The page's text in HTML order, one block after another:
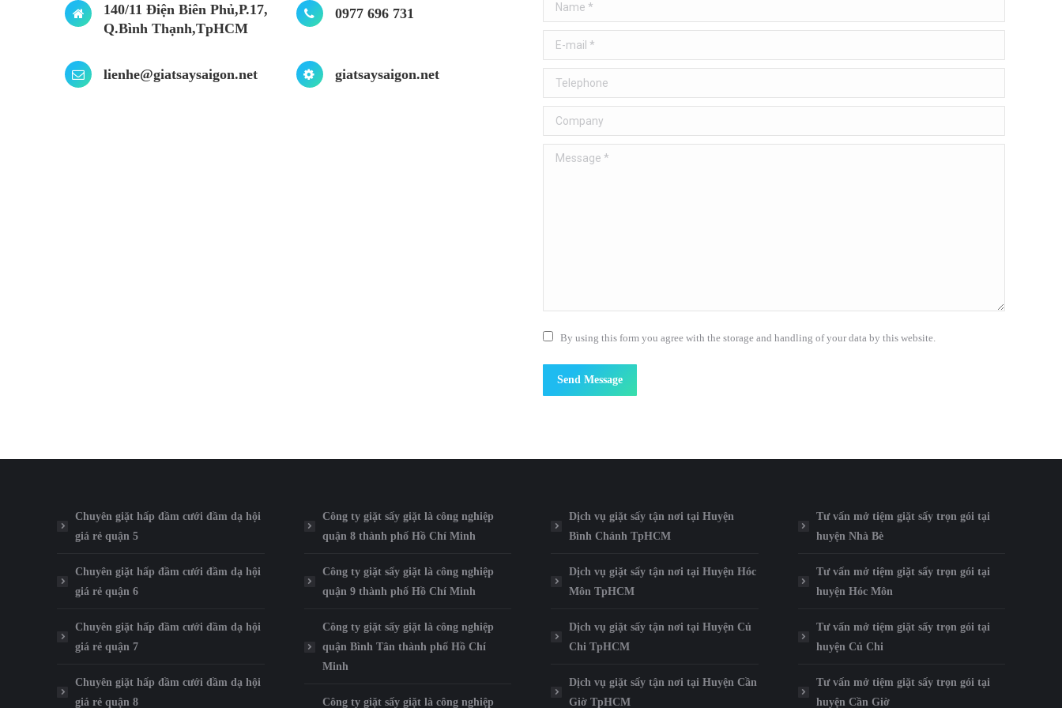
140/11 Điện Biên Phủ,P.17,
Q.Bình Thạnh,TpHCM
0977 696 731
lienhe@giatsaysaigon.net giatsaysaigon.net
E-mail *
Telephone
Company
Message *
By using this form you agree with the storage and handling of your data by this website.
Send Message
Chuyên giặt hấp đầm cưới đầm dạ hội
giá rẻ quận 5
Chuyên giặt hấp đầm cưới đầm dạ hội
giá rẻ quận 6
Chuyên giặt hấp đầm cưới đầm dạ hội
giá rẻ quận 7
Chuyên giặt hấp đầm cưới đầm dạ hội
giá rẻ quận 8
Công ty giặt sấy giặt là công nghiệp
quận 8 thành phố Hồ Chí Minh
Công ty giặt sấy giặt là công nghiệp
quận 9 thành phố Hồ Chí Minh
Công ty giặt sấy giặt là công nghiệp
quận Bình Tân thành phố Hồ Chí
Minh
Công ty giặt sấy giặt là công nghiệp
Dịch vụ giặt sấy tận nơi tại Huyện
Bình Chánh TpHCM
Dịch vụ giặt sấy tận nơi tại Huyện Hóc
Môn TpHCM
Dịch vụ giặt sấy tận nơi tại Huyện Củ
Chi TpHCM
Dịch vụ giặt sấy tận nơi tại Huyện Cần
Giờ TpHCM
Tư vấn mở tiệm giặt sấy trọn gói tại
huyện Nhà Bè
Tư vấn mở tiệm giặt sấy trọn gói tại
huyện Hóc Môn
Tư vấn mở tiệm giặt sấy trọn gói tại
huyện Củ Chi
Tư vấn mở tiệm giặt sấy trọn gói tại
huyện Cần Giờ